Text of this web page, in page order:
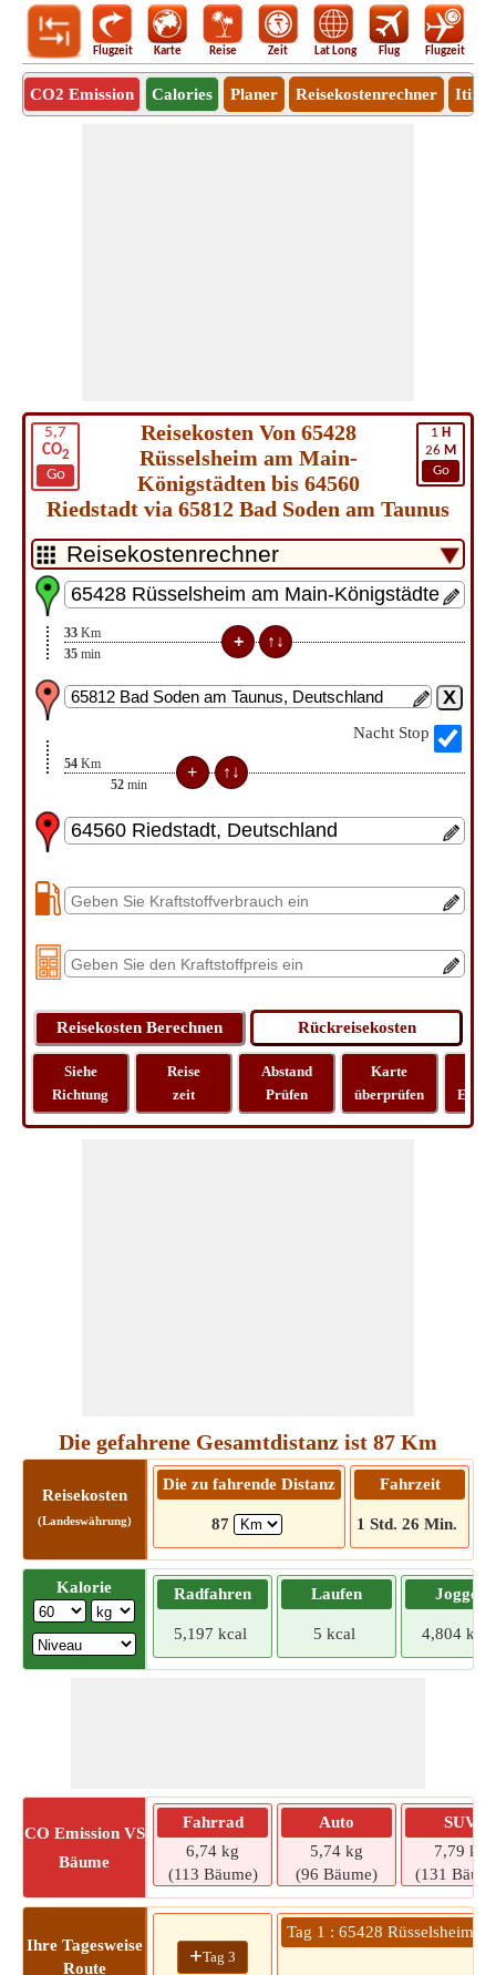
Flugzeit Karte Reise Zeit Lat Long Flug Flugzeit
CO2 Emission Calories Planer Reisekostenrechner
5,7
CO2
Go
1 H
26 M
Go
Reisekosten Von 65428
Rüsselsheim am Main-
Königstädten bis 64560
Riedstadt via 65812 Bad Soden am Taunus
33 Km
35 min
Nacht Stop
54 Km
52 min
Siehe
Richtung
Reise
zeit
Abstand
Prüfen
Karte
überprüfen
Die gefahrene Gesamtdistanz ist 87 Km
Reisekosten
(Landeswährung)
Die zu fahrende Distanz
87
Fahrzeit
1 Std. 26 Min.
Kalorie Radfahren
5,197 kcal
Laufen
5 kcal
Joggen
4,804 kcal
CO Emission VS
Bäume
Fahrrad
6,74 kg
(113 Bäume)
Auto
5,74 kg
(96 Bäume)
SUV
7,79 kg
(131
Ihre Tagesweise
Route
+Tag 3
Tag 1 : 65428 Rüsselsheim